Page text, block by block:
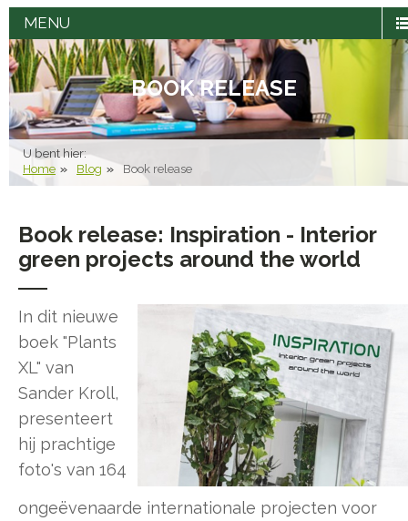
MENU
BOOK RELEASE
U bent hier:
Home Blog Book release
Book release: Inspiration - Interior
green projects around the world
In dit nieuwe
boek "Plants
XL" van
Sander Kroll,
presenteert
hij prachtige
foto's van 164
ongeëvenaarde internationale projecten voor